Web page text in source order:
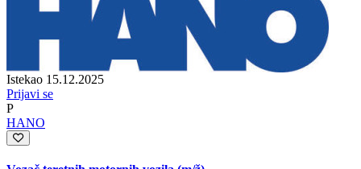
Istekao 15.12.2025
Prijavi se
P
HANO